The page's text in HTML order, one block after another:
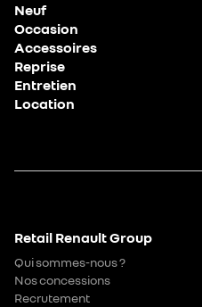
Neuf
Occasion
Accessoires
Reprise
Entretien
Location
Retail Renault Group
Qui sommes-nous ?
Nos concessions
Recrutement